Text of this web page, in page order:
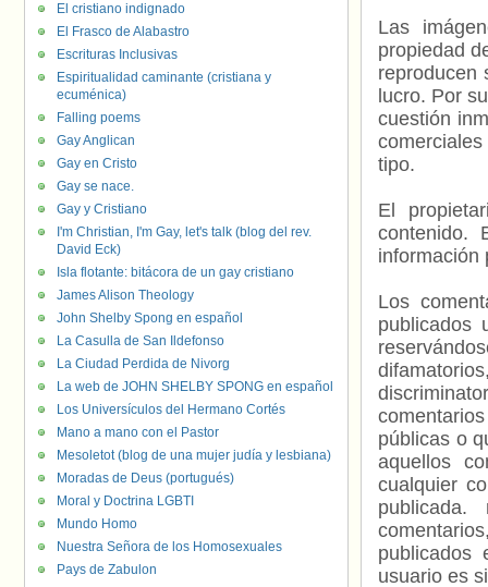
Las
propiedad
reproducen
lucro. Por
cuestión
tipo.
El
contenido.
información
Los
publicados
públicas o
aquellos
cualquier
usuario es
El cristiano indignado
El Frasco de Alabastro
Escrituras Inclusivas
Espiritualidad caminante (cristiana y
ecuménica)
Falling poems
Gay Anglican
Gay en Cristo
Gay se nace.
Gay y Cristiano
I'm Christian, I'm Gay, let's talk (blog del rev.
David Eck)
Isla flotante: bitácora de un gay cristiano
James Alison Theology
John Shelby Spong en español
La Casulla de San Ildefonso
La Ciudad Perdida de Nivorg
La web de JOHN SHELBY SPONG en español
Los Universículos del Hermano Cortés
Mano a mano con el Pastor
Mesoletot (blog de una mujer judía y lesbiana)
Moradas de Deus (portugués)
Moral y Doctrina LGBTI
Mundo Homo
Nuestra Señora de los Homosexuales
Pays de Zabulon